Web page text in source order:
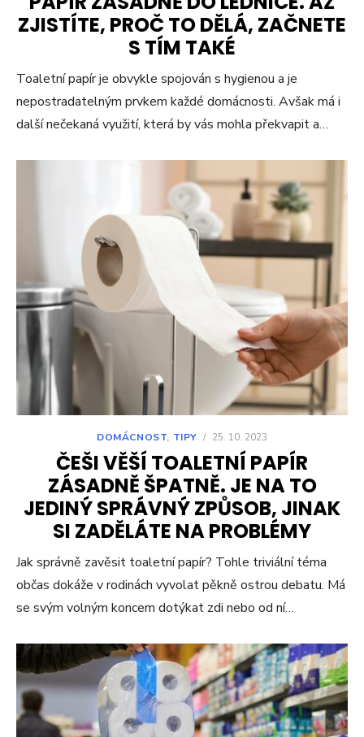
ZJISTÍTE, PROČ TO DĚLÁ, ZAČNETE
S TÍM TAKÉ
Toaletní papír je obvykle spojován s hygienou a je
nepostradatelným prvkem každé domácnosti. Avšak má i
další nečekaná využití, která by vás mohla překvapit a…
DOMÁCNOST, TIPY / 25. 10. 2023
ČEŠI VĚŠÍ TOALETNÍ PAPÍR
ZÁSADNĚ ŠPATNĚ. JE NA TO
JEDINÝ SPRÁVNÝ ZPŮSOB, JINAK
SI ZADĚLÁTE NA PROBLÉMY
Jak správně zavěsit toaletní papír? Tohle triviální téma
občas dokáže v rodinách vyvolat pěkně ostrou debatu. Má
se svým volným koncem dotýkat zdi nebo od ní…